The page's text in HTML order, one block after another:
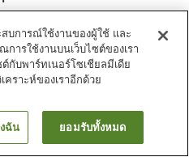
เลานจ์
ซาโอะ
องพัก
บการณ์ใช้งานของผู้ใช้ และ
ารใช้งานบนเว็บไซต์ของเรา
กับพาร์ทเนอร์โซเชียลมีเดีย
ราะห์ของเราอีกด้วย
ฉัน ยอมรับทั้งหมด